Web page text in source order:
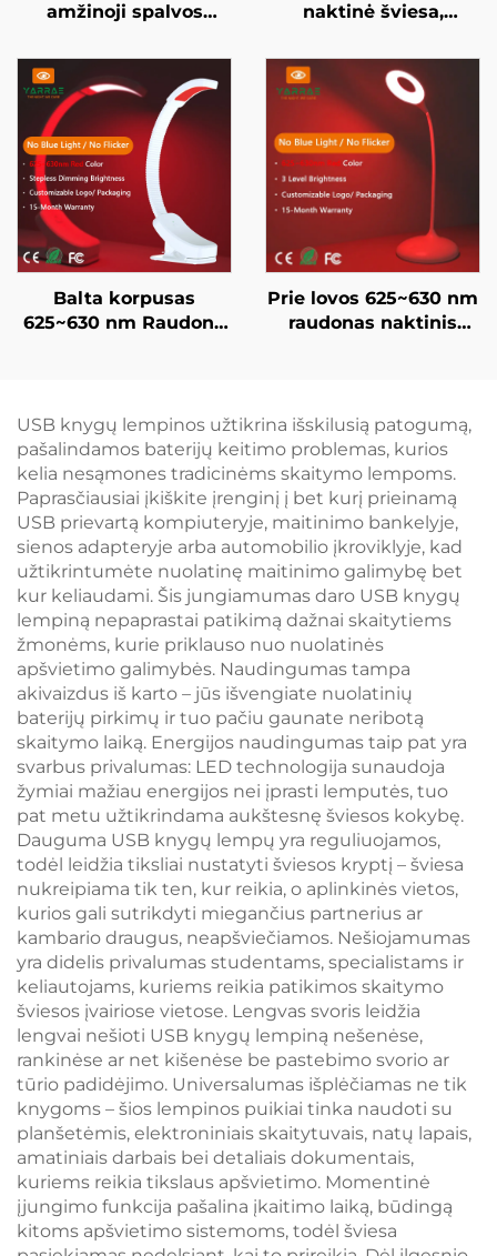
amžinoji spalvos
mėlynos šviesos,
juodai dažytas kūnas,
LED knygos lempa
naktinė šviesa,
valandų, 3 ryškumo
nustatymai, juodai
dažytas korpusas,
greitas 1 valandos USB
įkrovimas
Balta korpusas
625~630 nm Raudona
atmintis 800 mAh
baterija 60 valandų
veikimo laikas 1
valandos greito
įkrovimo
Prie lovos 625~630 nm
raudonas naktinis
ryškumo atmintimi,
USB-C perkrānimas, 18
valandų belaidis
naudojimas
USB knygų lempinos užtikrina išskilusią patogumą,
pašalindamos baterijų keitimo problemas, kurios
kelia nesąmones tradicinėms skaitymo lempoms.
Paprasčiausiai įkiškite įrenginį į bet kurį prieinamą
USB prievartą kompiuteryje, maitinimo bankelyje,
sienos adapteryje arba automobilio įkroviklyje, kad
užtikrintumėte nuolatinę maitinimo galimybę bet
kur keliaudami. Šis jungiamumas daro USB knygų
lempiną nepaprastai patikimą dažnai skaitytiems
žmonėms, kurie priklauso nuo nuolatinės
apšvietimo galimybės. Naudingumas tampa
akivaizdus iš karto – jūs išvengiate nuolatinių
baterijų pirkimų ir tuo pačiu gaunate neribotą
skaitymo laiką. Energijos naudingumas taip pat yra
svarbus privalumas: LED technologija sunaudoja
žymiai mažiau energijos nei įprasti lemputės, tuo
pat metu užtikrindama aukštesnę šviesos kokybę.
Dauguma USB knygų lempų yra reguliuojamos,
todėl leidžia tiksliai nustatyti šviesos kryptį – šviesa
nukreipiama tik ten, kur reikia, o aplinkinės vietos,
kurios gali sutrikdyti miegančius partnerius ar
kambario draugus, neapšviečiamos. Nešiojamumas
yra didelis privalumas studentams, specialistams ir
keliautojams, kuriems reikia patikimos skaitymo
šviesos įvairiose vietose. Lengvas svoris leidžia
lengvai nešioti USB knygų lempiną nešenėse,
rankinėse ar net kišenėse be pastebimo svorio ar
tūrio padidėjimo. Universalumas išplėčiamas ne tik
knygoms – šios lempinos puikiai tinka naudoti su
planšetėmis, elektroniniais skaitytuvais, natų lapais,
amatiniais darbais bei detaliais dokumentais,
kuriems reikia tikslaus apšvietimo. Momentinė
įjungimo funkcija pašalina įkaitimo laiką, būdingą
kitoms apšvietimo sistemoms, todėl šviesa